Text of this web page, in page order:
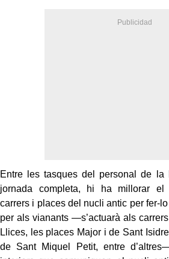
Entre les tasques del personal de la
jornada completa, hi ha millorar el
carrers i places del nucli antic per fer-
per als vianants —s’actuarà als
Llices, les places Major i de Sant
de Sant Miquel Petit, entre